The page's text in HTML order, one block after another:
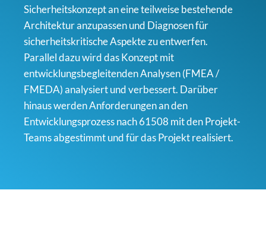
Sicherheitskonzept an eine teilweise bestehende
Architektur anzupassen und Diagnosen für
sicherheitskritische Aspekte zu entwerfen.
Parallel dazu wird das Konzept mit
entwicklungsbegleitenden Analysen (FMEA /
FMEDA) analysiert und verbessert. Darüber
hinaus werden Anforderungen an den
Entwicklungsprozess nach 61508 mit den Projekt-
Teams abgestimmt und für das Projekt realisiert.